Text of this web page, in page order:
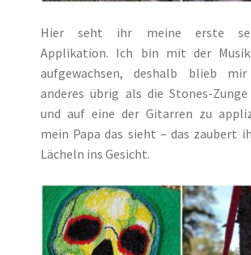
Hier seht ihr meine erste
Applikation. Ich bin mit der
aufgewachsen, deshalb blieb
anderes übrig als die Stones-
und auf eine der Gitarren zu
mein Papa das sieht – das zaubert
Lächeln ins Gesicht.